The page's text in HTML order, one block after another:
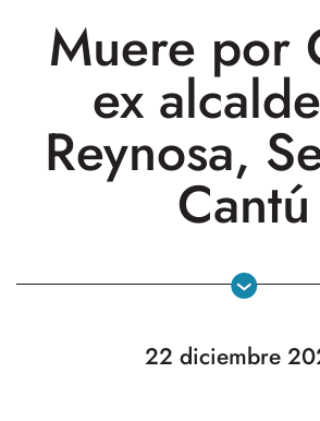
Muere por
ex
Reynosa,
Cantú
22 diciembre